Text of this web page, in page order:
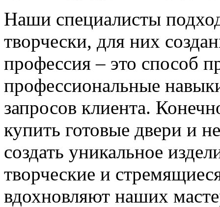
Наши специалисты
творчески, для них
профессия – это способ
профессиональные
запросов клиента.
купить готовые двери и
создать уникальное
творческие и
вдохновляют наших